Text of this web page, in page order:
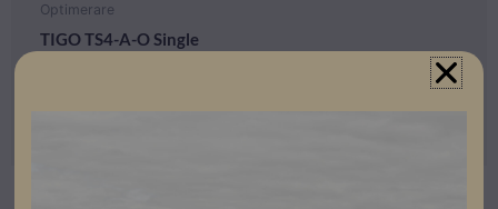
Optimerare
TIGO TS4-A-O Single